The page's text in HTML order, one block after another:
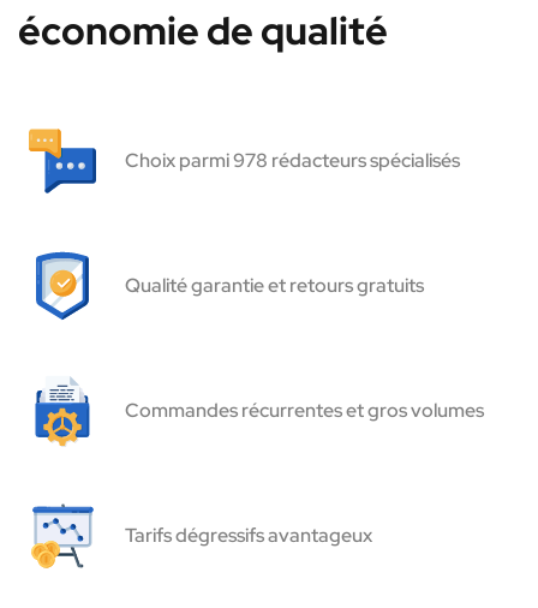
économie de qualité
Choix parmi 978 rédacteurs spécialisés
Qualité garantie et retours gratuits
Commandes récurrentes et gros volumes
Tarifs dégressifs avantageux